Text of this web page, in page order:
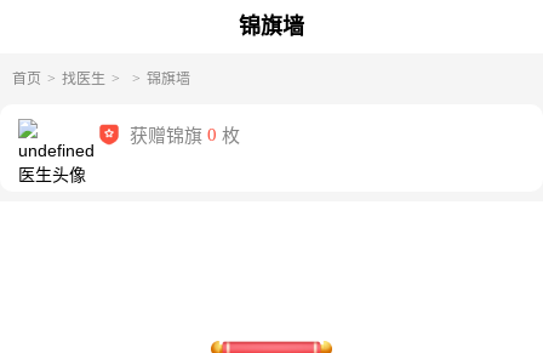
锦旗墙
首页 找医生 锦旗墙
获赠锦旗 0 枚